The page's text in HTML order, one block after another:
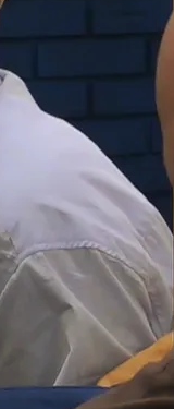
la
Carlos Sobera
llega a'First Dates'
móvil y tienes
quién sea en
quelleva 17